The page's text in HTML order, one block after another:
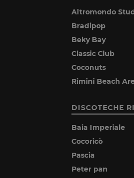
Altromondo
Bradipop
Beky Bay
Classic Club
Coconuts
Rimini Beach
DISCOTECHE
Baia Imperiale
Cocoricò
Pascia
Peter pan